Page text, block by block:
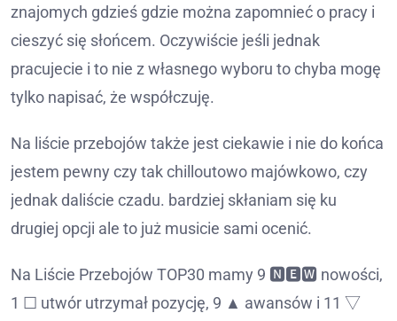
znajomych gdzieś gdzie można zapomnieć o pracy i
cieszyć się słońcem. Oczywiście jeśli jednak
pracujecie i to nie z własnego wyboru to chyba mogę
tylko napisać, że współczuję.
Na liście przebojów także jest ciekawie i nie do końca
jestem pewny czy tak chilloutowo majówkowo, czy
jednak daliście czadu. bardziej skłaniam się ku
drugiej opcji ale to już musicie sami ocenić.
Na Liście Przebojów TOP30 mamy 9 🅽🅴🆆 nowości,
1 ☐ utwór utrzymał pozycję, 9 ▲ awansów i 11 ▽